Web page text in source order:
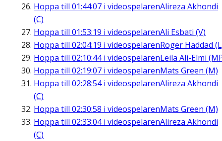
Hoppa till 01:44:07 i videospelarenAlireza Akhondi
(C)
Hoppa till 01:53:19 i videospelarenAli Esbati (V)
Hoppa till 02:04:19 i videospelarenRoger Haddad
Hoppa till 02:10:44i videospelarenLeila Ali-Elmi
Hoppa till 02:19:07 i videospelarenMats Green (M)
Hoppa till 02:28:54i videospelarenAlireza Akhondi
(C)
Hoppa till 02:30:58 i videospelarenMats Green (M)
Hoppa till 02:33:04i videospelarenAlireza Akhondi
(C)